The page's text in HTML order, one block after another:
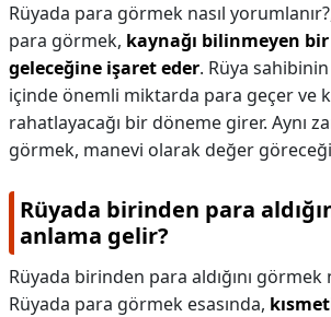
Rüyada para görmek nasıl
para görmek, kaynağı bilinmeyen
geleceğine işaret eder. Rüya
içinde önemli miktarda para geçer ve
rahatlayacağı bir döneme girer. Aynı
görmek, manevi olarak değer
Rüyada birinden para
anlama gelir?
Rüyada birinden para aldığını
Rüyada para görmek esasında,